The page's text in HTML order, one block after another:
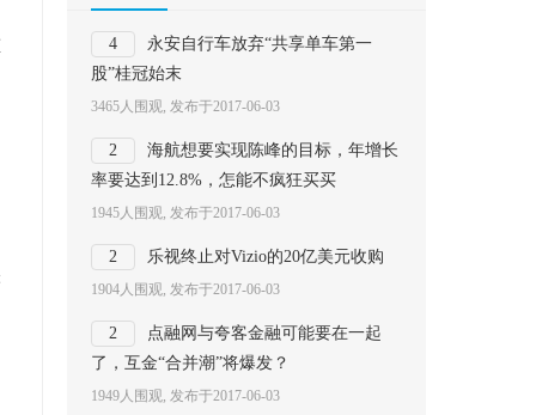
4
永安自行车放弃“共享单车第一
股”桂冠始末
3465人围观, 发布于2017-06-03
2
海航想要实现陈峰的目标，年增长
率要达到12.8%，怎能不疯狂买买
1945人围观, 发布于2017-06-03
2 乐视终止对Vizio的20亿美元收购
1904人围观, 发布于2017-06-03
2
点融网与夸客金融可能要在一起
了，互金“合并潮”将爆发？
1949人围观, 发布于2017-06-03